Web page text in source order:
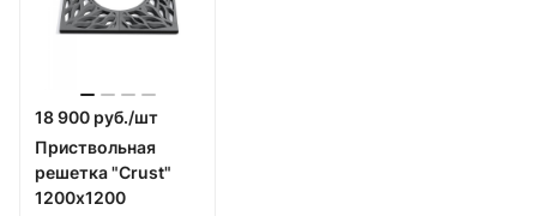
18 900 руб./шт
Приствольная
решетка "Crust"
1200х1200